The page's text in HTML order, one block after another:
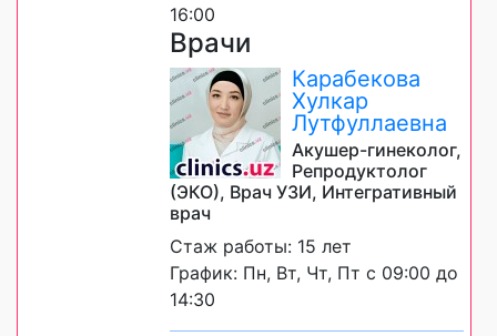
16:00
Врачи
Карабекова
Хулкар
Лутфуллаевна
Акушер-гинеколог,
Репродуктолог
(ЭКО), Врач УЗИ, Интегративный
врач
Стаж работы: 15 лет
График: Пн, Вт, Чт, Пт с 09:00 до
14:30